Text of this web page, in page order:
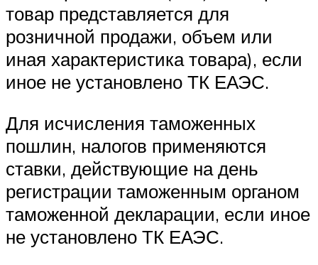
товар представляется для
розничной продажи, объем или
иная характеристика товара), если
иное не установлено ТК ЕАЭС.
Для исчисления таможенных
пошлин, налогов применяются
ставки, действующие на день
регистрации таможенным органом
таможенной декларации, если иное
не установлено ТК ЕАЭС.